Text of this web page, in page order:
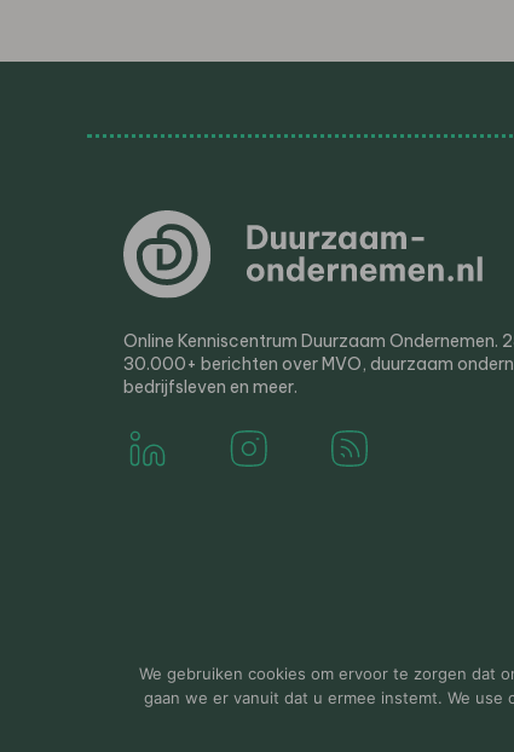
Online Kenniscentrum Duurzaam Ondernemen.
30.000+ berichten over MVO, duurzaam
bedrijfsleven en meer.
© 2000-2026 Van der Molen EIS Colofon
We gebruiken cookies om ervoor te zorgen dat
gaan we er vanuit dat u ermee instemt. We